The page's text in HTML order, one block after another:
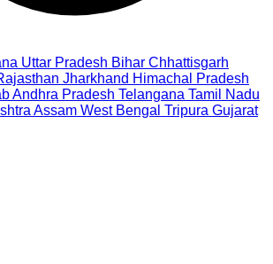
Uttar Pradesh Bihar Chhattisgarh
Jharkhand Himachal Pradesh
Andhra Pradesh Telangana Tamil Nadu
Assam West Bengal Tripura Gujarat